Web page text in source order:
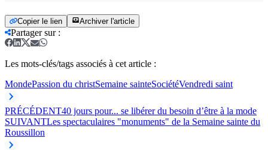
Copier le lien Archiver l'article
Partager sur:
Les mots-clés/tags associés à cet article :
MondePassion du christSemaine sainteSociétéVendredi saint
PRÉCÉDENT40 jours pour... se libérer du besoin d’être à la mode
SUIVANTLes spectaculaires "monuments" de la Semaine sainte du
Roussillon